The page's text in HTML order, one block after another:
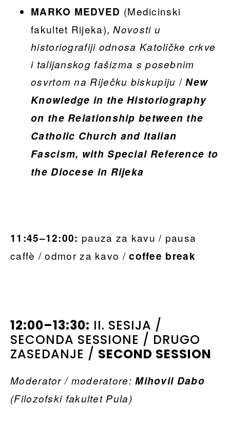
MARKO MEDVED (Medicinski
fakultet Rijeka),Novosti u
historiografiji odnosa Katoličke crkve
i talijanskog fašizma s posebnim
osvrtom na Riječku biskupiju /New
Knowledge in the Historiography
on the Relationship between the
Catholic Church and Italian
Fascism, with Special Reference to
the Diocese in Rijeka
11:45–12:00: pauza za kavu / pausa
caffè / odmor za kavo /coffee break
12:00–13:30: II. SESIJA /
SECONDA SESSIONE / DRUGO
ZASEDANJE / SECOND SESSION
Moderator / moderatore:Mihovil Dabo
(Filozofski fakultet Pula)